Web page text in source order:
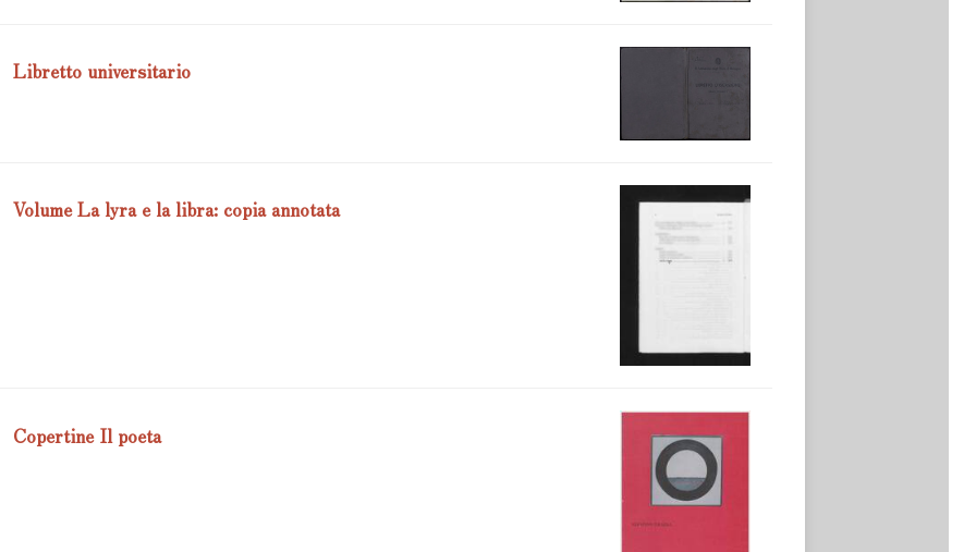
Libretto universitario
Volume La lyra e la libra: copia annotata
Copertine Il poeta